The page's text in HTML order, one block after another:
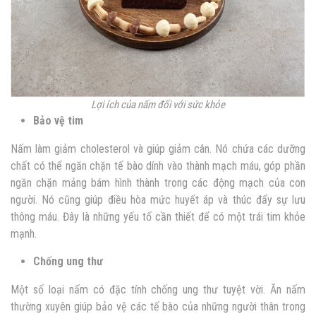
Lợi ích của nấm đối với sức khỏe
Bảo vệ tim
Nấm làm giảm cholesterol và giúp giảm cân. Nó chứa các dưỡng
chất có thể ngăn chặn tế bào dính vào thành mạch máu, góp phần
ngăn chặn mảng bám hình thành trong các động mạch của con
người. Nó cũng giúp điều hòa mức huyết áp và thúc đẩy sự lưu
thông máu. Đây là những yếu tố cần thiết để có một trái tim khỏe
mạnh.
Chống ung thư
Một số loại nấm có đặc tính chống ung thư tuyệt vời. Ăn nấm
thường xuyên giúp bảo vệ các tế bào của những người thân trong